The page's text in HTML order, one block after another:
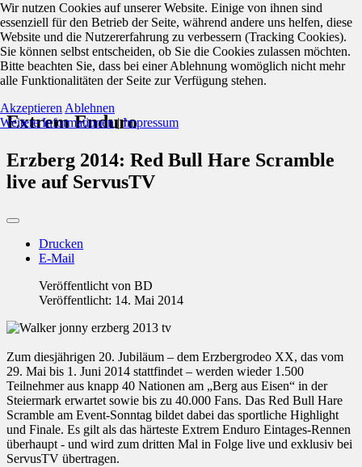
Extrem Enduro
Erzberg 2014: Red Bull Hare Scramble
live auf ServusTV
Drucken
E-Mail
Veröffentlicht von BD
Veröffentlicht: 14. Mai 2014
Zum diesjährigen 20. Jubiläum – dem Erzbergrodeo XX, das vom
29. Mai bis 1. Juni 2014 stattfindet – werden wieder 1.500
Teilnehmer aus knapp 40 Nationen am „Berg aus Eisen“ in der
Steiermark erwartet sowie bis zu 40.000 Fans. Das Red Bull Hare
Scramble am Event-Sonntag bildet dabei das sportliche Highlight
und Finale. Es gilt als das härteste Extrem Enduro Eintages-Rennen
überhaupt - und wird zum dritten Mal in Folge live und exklusiv bei
ServusTV übertragen.
Wir nutzen Cookies auf unserer Website. Einige von ihnen sind
essenziell für den Betrieb der Seite, während andere uns helfen, diese
Website und die Nutzererfahrung zu verbessern (Tracking Cookies).
Sie können selbst entscheiden, ob Sie die Cookies zulassen möchten.
Bitte beachten Sie, dass bei einer Ablehnung womöglich nicht mehr
alle Funktionalitäten der Seite zur Verfügung stehen.
Akzeptieren Ablehnen
Weitere Informationen|Impressum